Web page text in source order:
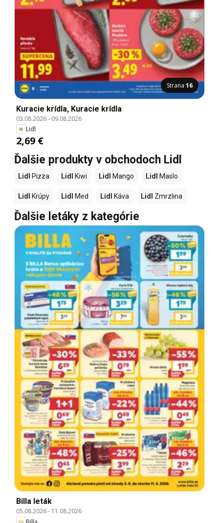
Strana 16
Kuracie krídla, Kuracie krídla
03.08.2026- 09.08.2026
Lidl
2,69 €
Ďalšie produkty v obchodoch Lidl
Lidl Pizza Lidl Kiwi Lidl Mango Lidl Maslo
Lidl Krúpy Lidl Med Lidl Káva Lidl Zmrzlina
Ďalšie letáky z kategórie
Billa leták
05.08.2026- 11.08.2026